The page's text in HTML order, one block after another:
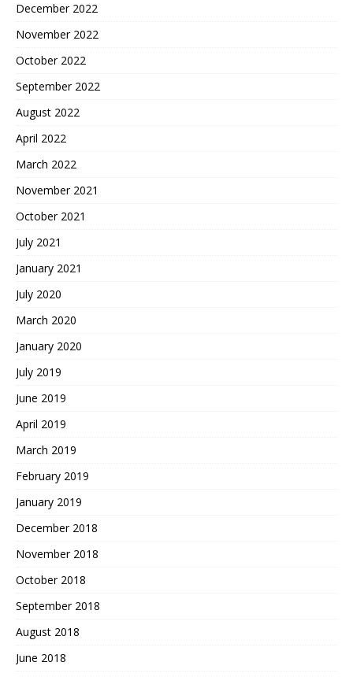
December 2022
November 2022
October 2022
September 2022
August 2022
April 2022
March 2022
November 2021
October 2021
July 2021
January 2021
July 2020
March 2020
January 2020
July 2019
June 2019
April 2019
March 2019
February 2019
January 2019
December 2018
November 2018
October 2018
September 2018
August 2018
June 2018